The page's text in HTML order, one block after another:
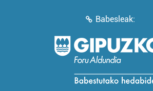
Babesleak: